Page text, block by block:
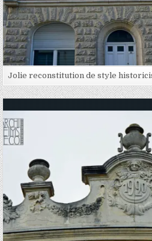
Jolie reconstitution de style
Posted in